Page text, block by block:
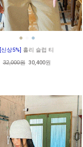
● ●
[신상5%] 홀리 슬럽 티
32,000원 30,400원